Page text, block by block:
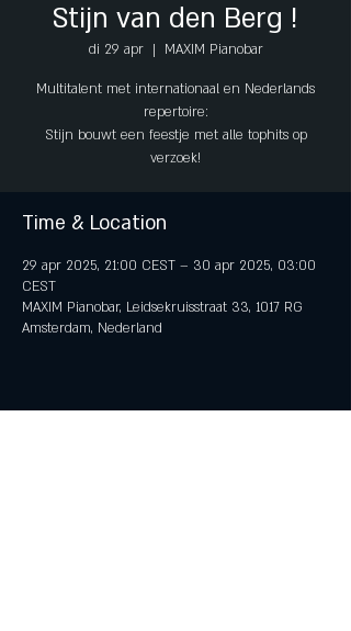
Stijn van den Berg !
di 29 apr
  |
MAXIM Pianobar
Multitalent met internationaal en Nederlands
repertoire:
Stijn bouwt een feestje met alle tophits op
verzoek!
Time & Location
29 apr 2025, 21:00 CEST – 30 apr 2025, 03:00
CEST
MAXIM Pianobar, Leidsekruisstraat 33, 1017 RG
Amsterdam, Nederland